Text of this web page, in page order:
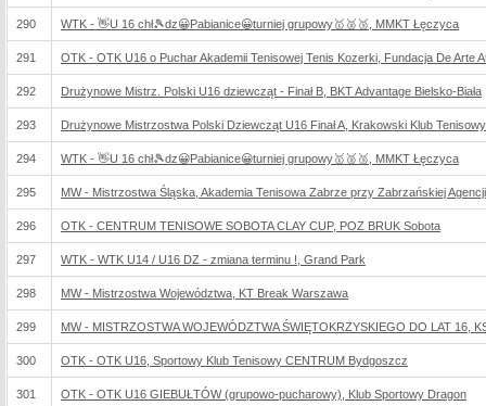
290 WTK - 👋U 16 chł🎾dz😀Pabianice😀turniej grupowy🥇🥈🥉, MMKT Łęczyca
291 OTK - OTK U16 o Puchar Akademii Tenisowej Tenis Kozerki, Fundacja De Arte
292 Drużynowe Mistrz. Polski U16 dziewcząt - Finał B, BKT Advantage Bielsko-Biała
293 Drużynowe Mistrzostwa Polski Dziewcząt U16 Finał A, Krakowski Klub
294 WTK - 👋U 16 chł🎾dz😀Pabianice😀turniej grupowy🥇🥈🥉, MMKT Łęczyca
295 MW - Mistrzostwa Śląska, Akademia Tenisowa Zabrze przy Zabrzańskiej
296 OTK - CENTRUM TENISOWE SOBOTA CLAY CUP, POZ BRUK Sobota
297 WTK - WTK U14 / U16 DZ - zmiana terminu !, Grand Park
298 MW - Mistrzostwa Województwa, KT Break Warszawa
299 MW - MISTRZOSTWA WOJEWÓDZTWA ŚWIĘTOKRZYSKIEGO DO LAT 16,
300 OTK - OTK U16, Sportowy Klub Tenisowy CENTRUM Bydgoszcz
301 OTK - OTK U16 GIEBUŁTÓW (grupowo-pucharowy), Klub Sportowy Dragon